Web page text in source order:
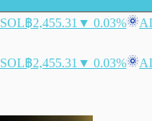
SOL฿2,455.31 ▼ 0.03%
SOL฿2,455.31 ▼ 0.03%